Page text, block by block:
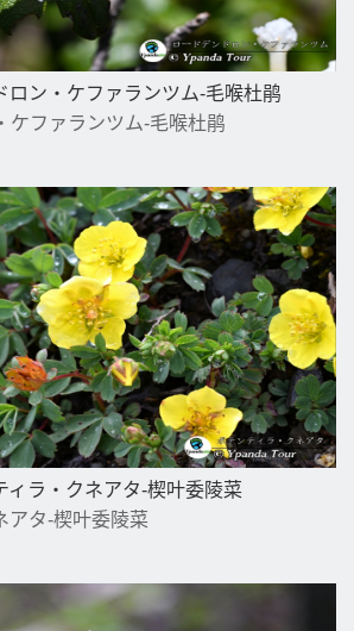
ロン・ケファランツム-毛喉杜鹃
ケファランツム-毛喉杜鹃
ィラ・クネアタ-楔叶委陵菜
アタ-楔叶委陵菜